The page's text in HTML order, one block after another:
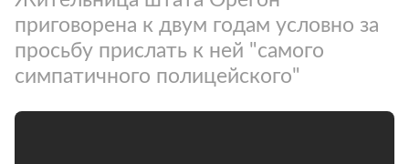
приговорена к двум годам условно за
просьбу прислать к ней "самого
симпатичного полицейского"